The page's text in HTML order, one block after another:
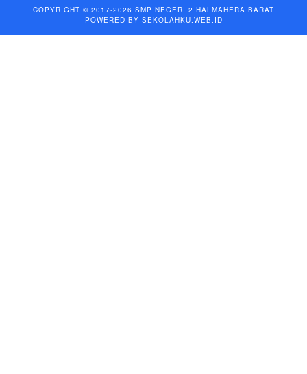
COPYRIGHT © 2017-2026 SMP NEGERI 2 HALMAHERA BARAT
POWERED BY SEKOLAHKU.WEB.ID